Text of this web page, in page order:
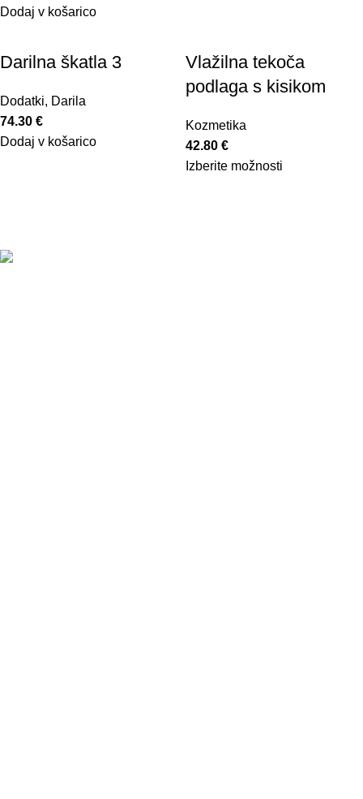
Dodaj v košarico
Darilna škatla 3
Dodatki, Darila
74.30 €
Dodaj v košarico
Vlažilna tekoča
podlaga s kisikom
Kozmetika
42.80 €
Izberite možnosti